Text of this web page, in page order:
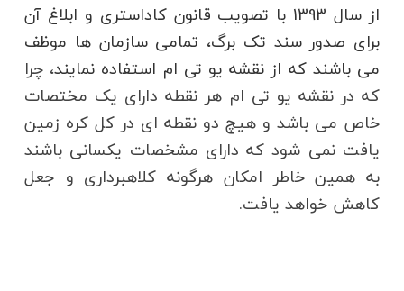
از سال 1393 با تصویب قانون کاداستری و ابلاغ آن
برای صدور سند تک برگ، تمامی سازمان ها موظف
می باشند که از نقشه یو تی ام استفاده نمایند، چرا
که در نقشه یو تی ام هر نقطه دارای یک مختصات
خاص می باشد و هیچ دو نقطه ای در کل کره زمین
یافت نمی شود که دارای مشخصات یکسانی باشند
به همین خاطر امکان هرگونه کلاهبرداری و جعل
کاهش خواهد یافت.